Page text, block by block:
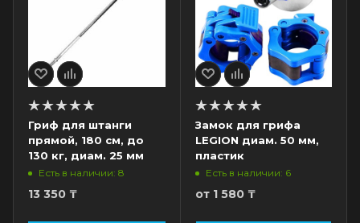
Гриф для штанги
прямой, 180 см, до
130 кг, диам. 25 мм
Есть в наличии: 8
13 350 ₸
Замок для грифа
LEGION диам. 50 мм,
пластик
Есть в наличии: 6
от 1 580 ₸